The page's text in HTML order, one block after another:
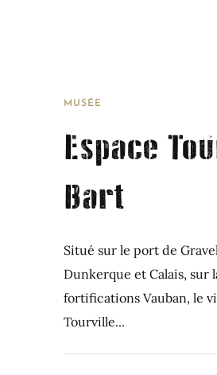
MUSÉE
Espace
Bart
Situé sur le port de
Dunkerque et Calais, sur
fortifications Vauban, le
Tourville...